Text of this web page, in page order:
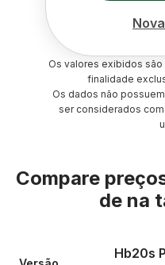
Os valores exibidos
finalidade
Os dados não
ser considerados
Compare
de na
Hb20s